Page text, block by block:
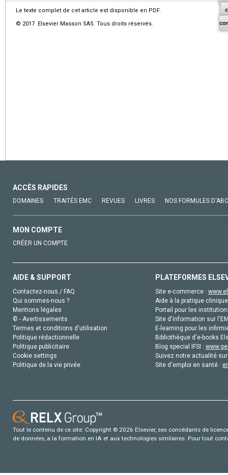
Le texte complet de cet article est disponible en PDF.
© 2017 Elsevier Masson SAS. Tous droits réservés.
ACCÈS RAPIDES
DOMAINES TRAITÉS EMC REVUES LIVRES NOS FORMULES
MON COMPTE
CRÉER UN COMPTE
AIDE & SUPPORT
Contactez-nous / FAQ
Qui sommes-nous ?
Mentions légales
© - Avertissements
Termes et conditions d'utilisation
Politique rédactionnelle
Politique publicitaire
Cookie settings
Politique de la vie privée
PLATEFORMES
Site e-commerce :
Aide à la pratique
Portail pour les
Site d'information sur
E-learning pour les
Bibliothèque d'e-books
Blog special IFSI :
Suivez notre actualité
Site d'emploi en santé :
Tout le contenu de ce site: Copyright © 2026 Elsevier, ses concédants de
de données, a la formation en IA et aux technologies similaires. Pour tout